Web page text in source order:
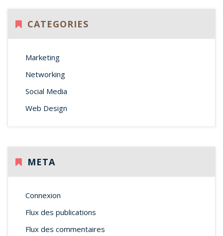
CATEGORIES
Marketing
Networking
Social Media
Web Design
META
Connexion
Flux des publications
Flux des commentaires